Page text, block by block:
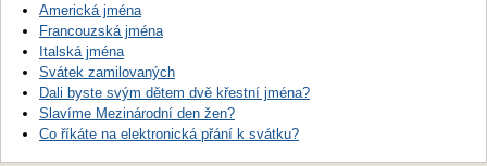
Americká jména
Francouzská jména
Italská jména
Svátek zamilovaných
Dali byste svým dětem dvě křestní jména?
Slavíme Mezinárodní den žen?
Co říkáte na elektronická přání k svátku?